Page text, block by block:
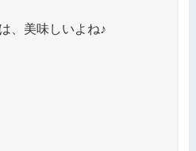
、美味しいよね♪